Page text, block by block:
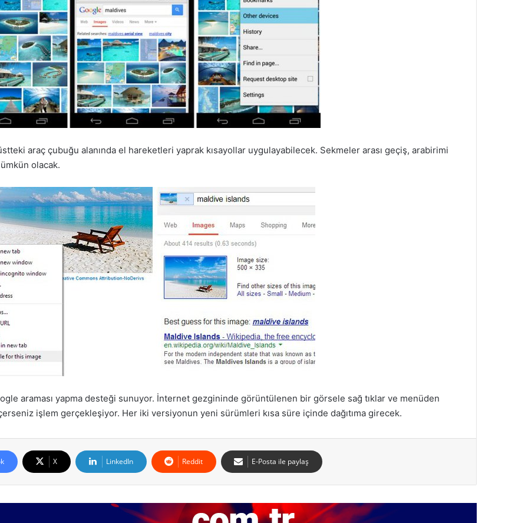
araç çubuğu alanında el hareketleri yaprak kısayollar uygulayabilecek. Sekmeler arası geçiş, arabirimi
olacak.
araması yapma desteği sunuyor. İnternet gezgininde görüntülenen bir görsele sağ tıklar ve menüden
işlem gerçekleşiyor. Her iki versiyonun yeni sürümleri kısa süre içinde dağıtıma girecek.
X LinkedIn Reddit E-Posta ile paylaş